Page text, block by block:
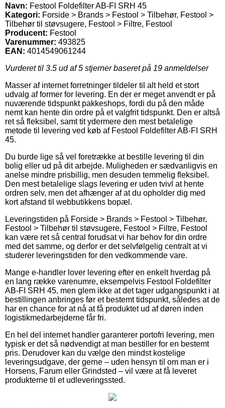
Navn: Festool Foldefilter AB-FI SRH 45
Kategori: Forside > Brands > Festool > Tilbehør, Festool >
Tilbehør til støvsugere, Festool > Filtre, Festool
Producent: Festool
Varenummer: 493825
EAN: 4014549061244
Vurderet til 3.5 ud af 5 stjerner baseret på 19 anmeldelser
Masser af internet forretninger tildeler til alt held et stort
udvalg af former for levering. En der er meget anvendt er på
nuværende tidspunkt pakkeshops, fordi du på den måde
nemt kan hente din ordre på et valgfrit tidspunkt. Den er altså
ret så fleksibel, samt tit ydermere den mest betalelige
metode til levering ved køb af Festool Foldefilter AB-FI SRH
45.
Du burde lige så vel foretrække at bestille levering til din
bolig eller ud på dit arbejde. Muligheden er sædvanligvis en
anelse mindre prisbillig, men desuden temmelig fleksibel.
Den mest betalelige slags levering er uden tvivl at hente
ordren selv, men det afhænger af at du opholder dig med
kort afstand til webbutikkens bopæl.
Leveringstiden på Forside > Brands > Festool > Tilbehør,
Festool > Tilbehør til støvsugere, Festool > Filtre, Festool
kan være ret så central forudsat vi har behov for din ordre
med det samme, og derfor er det selvfølgelig centralt at vi
studerer leveringstiden for den vedkommende vare.
Mange e-handler lover levering efter en enkelt hverdag på
en lang række varenumre, eksempelvis Festool Foldefilter
AB-FI SRH 45, men glem ikke at det tager udgangspunkt i at
bestillingen anbringes før et bestemt tidspunkt, således at de
har en chance for at nå at få produktet ud af døren inden
logistikmedarbejderne får fri.
En hel del internet handler garanterer portofri levering, men
typisk er det så nødvendigt at man bestiller for en bestemt
pris. Derudover kan du vælge den mindst kostelige
leveringsudgave, der gerne – uden hensyn til om man er i
Horsens, Farum eller Grindsted – vil være at få leveret
produkterne til et udleveringssted.